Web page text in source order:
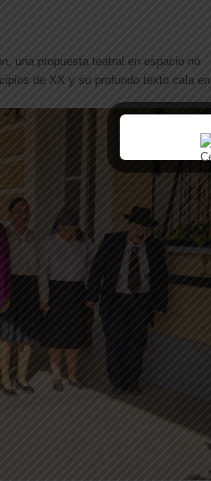
una propuesta teatral en espacio no
de XX y su profundo texto cala en